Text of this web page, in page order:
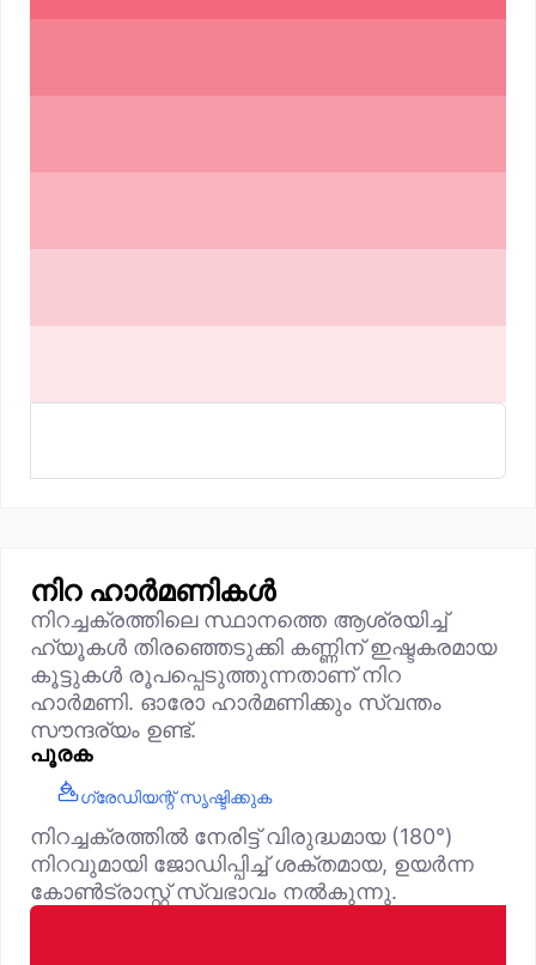
നിറ ഹാർമണികൾ
നിറച്ചക്രത്തിലെ സ്ഥാനത്തെ ആശ്രയിച്ച്
ഹ്യൂകൾ തിരഞ്ഞെടുക്കി കണ്ണിന് ഇഷ്ടകരമായ
കൂട്ടുകൾ രൂപപ്പെടുത്തുന്നതാണ് നിറ
ഹാർമണി. ഓരോ ഹാർമണിക്കും സ്വന്തം
സൗന്ദര്യം ഉണ്ട്.
പൂരക
ഗ്രേഡിയന്റ് സൃഷ്ടിക്കുക
നിറച്ചക്രത്തിൽ നേരിട്ട് വിരുദ്ധമായ (180°)
നിറവുമായി ജോഡിപ്പിച്ച് ശക്തമായ, ഉയർന്ന
കോൺട്രാസ്റ്റ് സ്വഭാവം നൽകുന്നു.